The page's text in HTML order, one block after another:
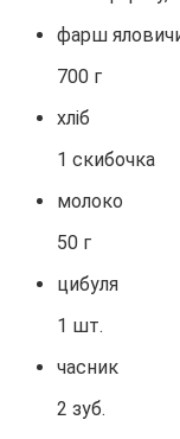
фарш
700 г
хліб
1 скибочка
молоко
50 г
цибуля
1 шт.
часник
2 зуб.